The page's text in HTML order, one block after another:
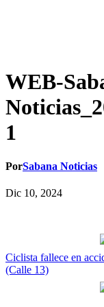
WEB-
1
PorSabana Noticias
Dic 10, 2024
Navegación
de
Ciclista fallece en
(Calle 13)